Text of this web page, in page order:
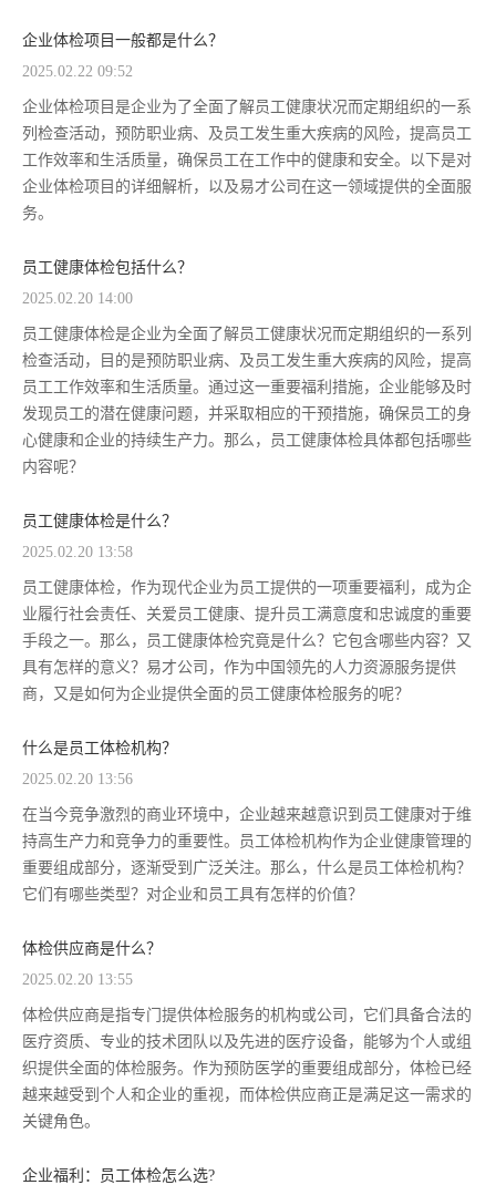
企业体检项目一般都是什么？
2025.02.22 09:52
企业体检项目是企业为了全面了解员工健康状况而定期组织的一系
列检查活动，预防职业病、及员工发生重大疾病的风险，提高员工
工作效率和生活质量，确保员工在工作中的健康和安全。以下是对
企业体检项目的详细解析，以及易才公司在这一领域提供的全面服
务。
员工健康体检包括什么？
2025.02.20 14:00
员工健康体检是企业为全面了解员工健康状况而定期组织的一系列
检查活动，目的是预防职业病、及员工发生重大疾病的风险，提高
员工工作效率和生活质量。通过这一重要福利措施，企业能够及时
发现员工的潜在健康问题，并采取相应的干预措施，确保员工的身
心健康和企业的持续生产力。那么，员工健康体检具体都包括哪些
内容呢？
员工健康体检是什么？
2025.02.20 13:58
员工健康体检，作为现代企业为员工提供的一项重要福利，成为企
业履行社会责任、关爱员工健康、提升员工满意度和忠诚度的重要
手段之一。那么，员工健康体检究竟是什么？它包含哪些内容？又
具有怎样的意义？易才公司，作为中国领先的人力资源服务提供
商，又是如何为企业提供全面的员工健康体检服务的呢？
什么是员工体检机构？
2025.02.20 13:56
在当今竞争激烈的商业环境中，企业越来越意识到员工健康对于维
持高生产力和竞争力的重要性。员工体检机构作为企业健康管理的
重要组成部分，逐渐受到广泛关注。那么，什么是员工体检机构？
它们有哪些类型？对企业和员工具有怎样的价值？
体检供应商是什么？
2025.02.20 13:55
体检供应商是指专门提供体检服务的机构或公司，它们具备合法的
医疗资质、专业的技术团队以及先进的医疗设备，能够为个人或组
织提供全面的体检服务。作为预防医学的重要组成部分，体检已经
越来越受到个人和企业的重视，而体检供应商正是满足这一需求的
关键角色。
企业福利：员工体检怎么选?